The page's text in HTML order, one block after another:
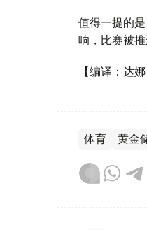
值得一提的
响，比赛被
【编译：达娜
体育 黄金